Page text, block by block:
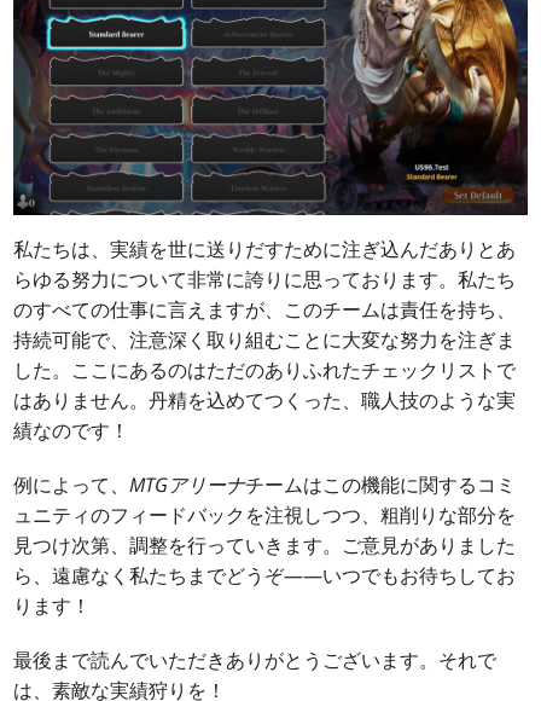
私たちは、実績を世に送りだすために注ぎ込んだありとあ
らゆる努力について非常に誇りに思っております。私たち
のすべての仕事に言えますが、このチームは責任を持ち、
持続可能で、注意深く取り組むことに大変な努力を注ぎま
した。ここにあるのはただのありふれたチェックリストで
はありません。丹精を込めてつくった、職人技のような実
績なのです！
例によって、MTGアリーナチームはこの機能に関するコミ
ュニティのフィードバックを注視しつつ、粗削りな部分を
見つけ次第、調整を行っていきます。ご意見がありました
ら、遠慮なく私たちまでどうぞ——いつでもお待ちしてお
ります！
最後まで読んでいただきありがとうございます。それで
は、素敵な実績狩りを！